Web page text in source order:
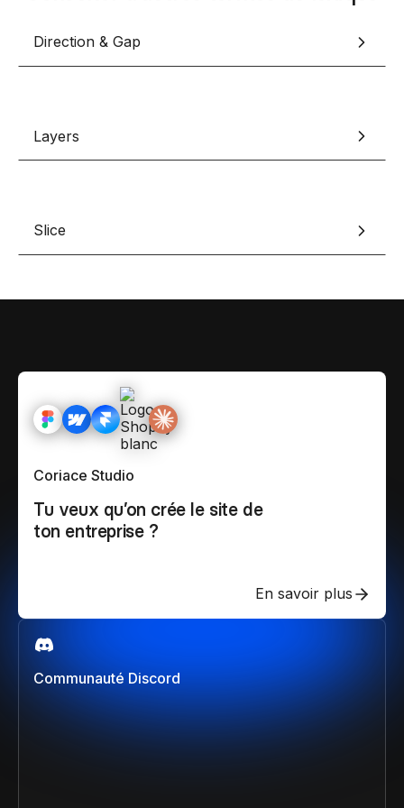
Nos meilleurs scripts
Lexique No-code
Bibliothèque de
Rejoins nous sur
Direction & Gap
Layers
Slice
Communauté Discord
Coriace Studio
Tu veux qu’on crée le site de
ton entreprise ?
En savoir plus